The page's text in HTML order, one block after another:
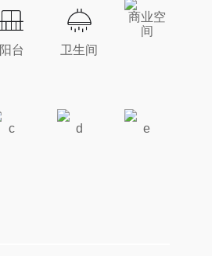
阳台 卫生间
商业空
间
c d e